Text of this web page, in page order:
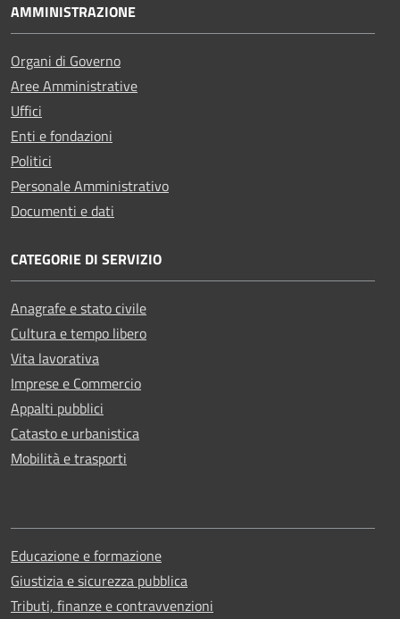
AMMINISTRAZIONE
Organi di Governo
Aree Amministrative
Uffici
Enti e fondazioni
Politici
Personale Amministrativo
Documenti e dati
CATEGORIE DI SERVIZIO
Anagrafe e stato civile
Cultura e tempo libero
Vita lavorativa
Imprese e Commercio
Appalti pubblici
Catasto e urbanistica
Mobilità e trasporti
Educazione e formazione
Giustizia e sicurezza pubblica
Tributi, finanze e contravvenzioni